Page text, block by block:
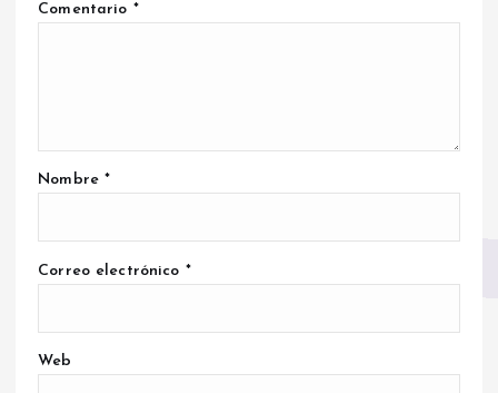
Comentario *
Nombre*
Correo electrónico *
Web